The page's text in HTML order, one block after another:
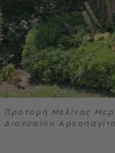
Προτομή Μελίνας
Διονυσίου